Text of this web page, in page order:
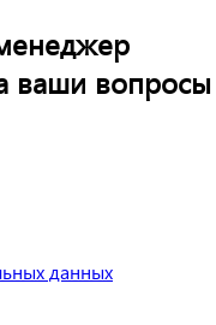
ваши вопросы
данных